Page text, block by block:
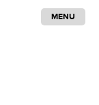
MENU